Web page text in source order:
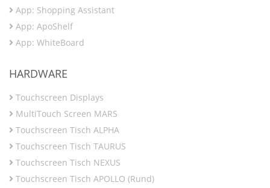
App: Shopping Assistant
App: ApoShelf
App: WhiteBoard
HARDWARE
Touchscreen Displays
MultiTouch Screen MARS
Touchscreen Tisch ALPHA
Touchscreen Tisch TAURUS
Touchscreen Tisch NEXUS
Touchscreen Tisch APOLLO (Rund)